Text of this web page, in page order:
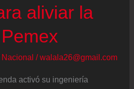
aliviar la
Nacional /walala26@gmail.com
activó su ingeniería